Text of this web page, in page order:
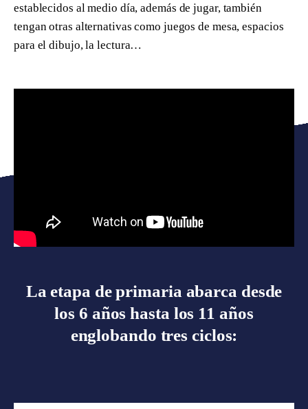
establecidos al medio día, además de jugar, también
tengan otras alternativas como juegos de mesa, espacios
para el dibujo, la lectura…
La etapa de primaria abarca desde
los 6 años hasta los 11 años
englobando tres ciclos: